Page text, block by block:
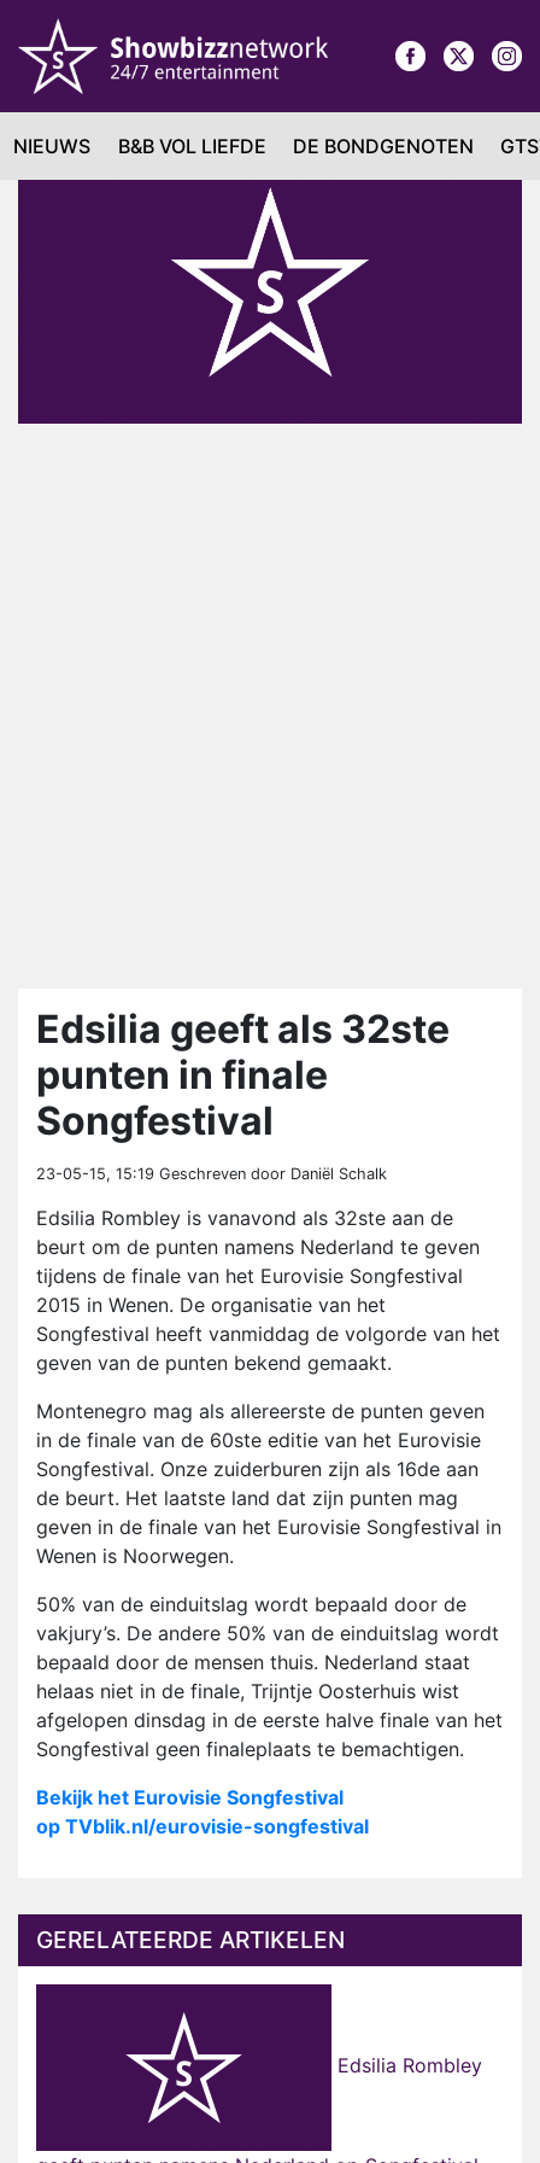
NIEUWS B&B VOL LIEFDE DE BONDGENOTEN
Edsilia geeft als 32ste
punten in finale
Songfestival
23-05-15, 15:19 Geschreven door Daniël Schalk
Edsilia Rombley is vanavond als 32ste aan de
beurt om de punten namens Nederland te geven
tijdens de finale van het Eurovisie Songfestival
2015 in Wenen. De organisatie van het
Songfestival heeft vanmiddag de volgorde van het
geven van de punten bekend gemaakt.
Montenegro mag als allereerste de punten geven
in de finale van de 60ste editie van het Eurovisie
Songfestival. Onze zuiderburen zijn als 16de aan
de beurt. Het laatste land dat zijn punten mag
geven in de finale van het Eurovisie Songfestival in
Wenen is Noorwegen.
50% van de einduitslag wordt bepaald door de
vakjury’s. De andere 50% van de einduitslag wordt
bepaald door de mensen thuis. Nederland staat
helaas niet in de finale, Trijntje Oosterhuis wist
afgelopen dinsdag in de eerste halve finale van het
Songfestival geen finaleplaats te bemachtigen.
Bekijk het Eurovisie Songfestival
op TVblik.nl/eurovisie-songfestival
GERELATEERDE ARTIKELEN
Edsilia Rombley